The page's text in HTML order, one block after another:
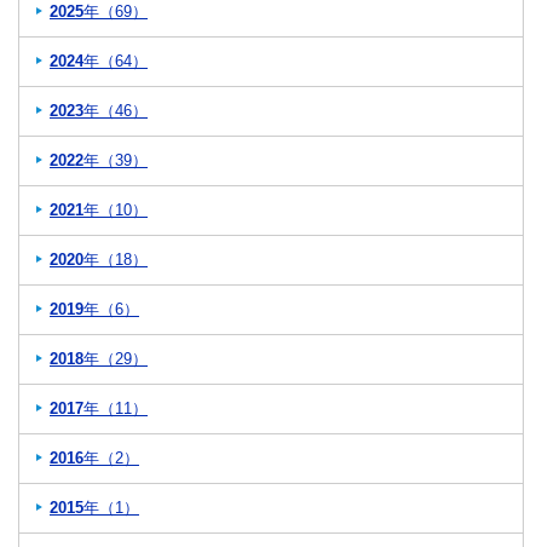
2025年（69）
2024年（64）
2023年（46）
2022年（39）
2021年（10）
2020年（18）
2019年（6）
2018年（29）
2017年（11）
2016年（2）
2015年（1）